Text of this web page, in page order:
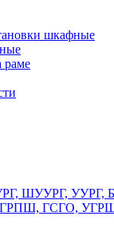
шкафные
раме
ШУУРГ, УУРГ,
ГРПШ, ГСГО,